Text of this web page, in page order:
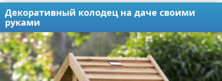
Декоративный колодец на даче своими
руками